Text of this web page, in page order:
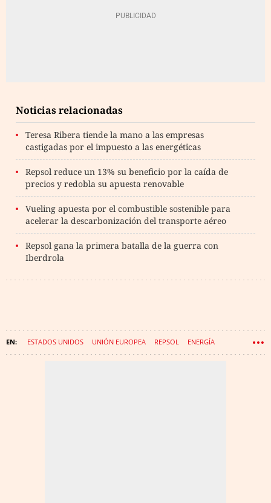
Noticias relacionadas
Teresa Ribera tiende la mano a las empresas
castigadas por el impuesto a las energéticas
Repsol reduce un 13% su beneficio por la caída de
precios y redobla su apuesta renovable
Vueling apuesta por el combustible sostenible para
acelerar la descarbonización del transporte aéreo
Repsol gana la primera batalla de la guerra con
Iberdrola
ESTADOS UNIDOS UNIÓN EUROPEA REPSOL ENERGÍA